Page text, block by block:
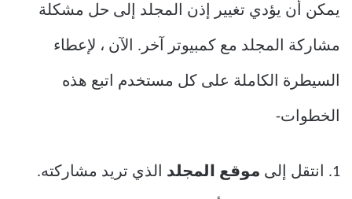
يمكن أن يؤدي تغيير إذن المجلد إلى حل مشكلة
مشاركة المجلد مع كمبيوتر آخر. الآن ، لإعطاء
السيطرة الكاملة على كل مستخدم اتبع هذه
الخطوات-
1. انتقل إلى موقع المجلد الذي تريد مشاركته.